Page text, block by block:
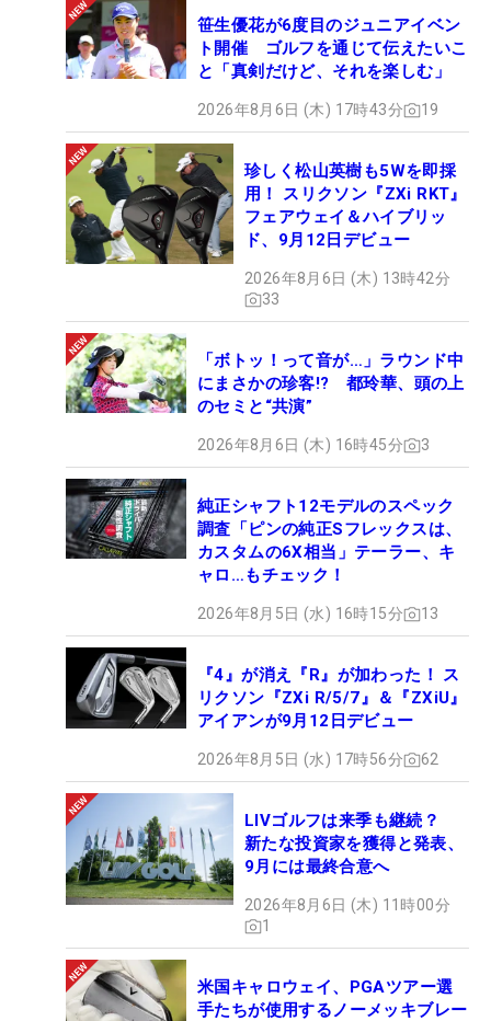
笹生優花が6度目のジュニアイベン
ト開催 ゴルフを通じて伝えたいこ
と「真剣だけど、それを楽しむ」
2026年8月6日 (木) 17時43分 19
珍しく松山英樹も5Wを即採
用！ スリクソン『ZXi RKT』
フェアウェイ＆ハイブリッ
ド、9月12日デビュー
2026年8月6日 (木) 13時42分
33
「ボトッ！って音が…」ラウンド中
にまさかの珍客!? 都玲華、頭の上
のセミと“共演”
2026年8月6日 (木) 16時45分 3
純正シャフト12モデルのスペック
調査「ピンの純正Sフレックスは、
カスタムの6X相当」テーラー、キ
ャロ…もチェック！
2026年8月5日 (水) 16時15分 13
『4』が消え『R』が加わった！ ス
リクソン『ZXi R/5/7』＆『ZXiU』
アイアンが9月12日デビュー
2026年8月5日 (水) 17時56分 62
LIVゴルフは来季も継続？
新たな投資家を獲得と発表、
9月には最終合意へ
2026年8月6日 (木) 11時00分
1
米国キャロウェイ、PGAツアー選
手たちが使用するノーメッキブレー